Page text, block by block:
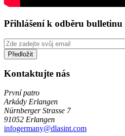
Přihlášení k odběru bulletinu
Kontaktujte nás
První patro
Arkády Erlangen
Nürnberger Strasse 7
91052 Erlangen
infogermany@dlasint.com